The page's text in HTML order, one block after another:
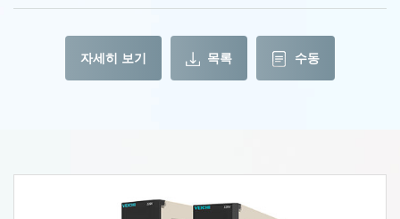
자세히 보기 목록 수동